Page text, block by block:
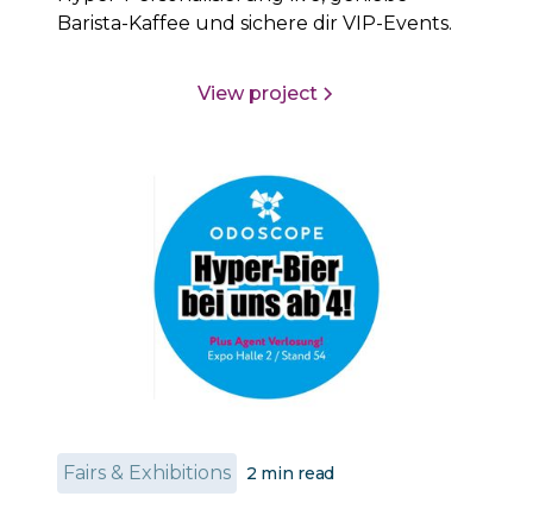
Barista-Kaffee und sichere dir VIP-Events.
View project
Fairs & Exhibitions 2 min read